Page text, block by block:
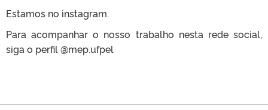
Estamos no instagram.
Para acompanhar o nosso trabalho nesta rede social,
siga o perfil @mep.ufpel